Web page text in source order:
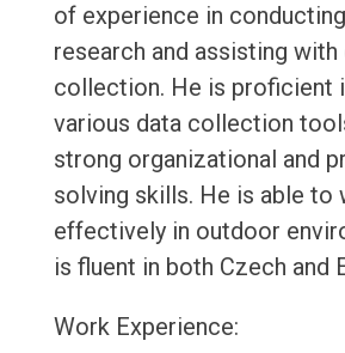
of experience in
research and assisting with
collection. He is proficient
various data collection
strong organizational and
solving skills. He is able to
effectively in outdoor
is fluent in both Czech and
Work Experience: